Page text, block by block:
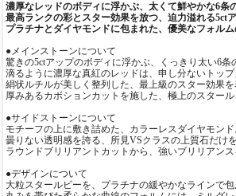
濃厚なレッドのボディに浮かぶ、太くて鮮やかな6条
最高ランクの彩とスター効果を放つ、迫力溢れる5ctア
プラチナとダイヤモンドに包まれた、優美なフォルム
●メインストーンについて
驚きの5ctアップのボディに浮かぶ、くっきり太い6条
滴るように濃厚な真紅のレッドは、申し分ないトップ
絹状ルチルが美しく整列した、最上級のスター効果を
厚みあるカボションカットを施した、極上のスタール
●サイドストーンについて
モチーフの上に敷き詰めた、カラーレスダイヤモンド
曇りない透明感を誇る、所見VSクラスの上質石だけを
ラウンドブリリアントカットから、強いブリリアンス
●デザインについて
大粒スタールビーを、プラチナの緩やかなラインで包